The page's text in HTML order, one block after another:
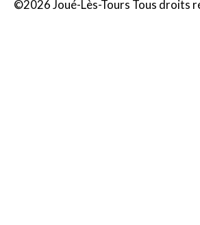
©2026 Joué-Lès-Tours Tous droits